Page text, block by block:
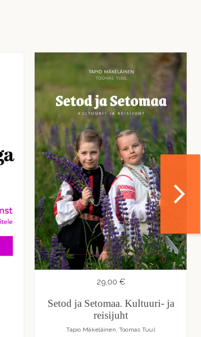
29,00 €
Setod ja Setomaa. Kultuuri- ja
reisijuht
Tapio Mäkeläinen, Toomas Tuul